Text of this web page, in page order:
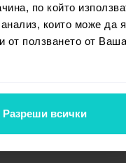
по който
които може да я
от ползването от Ваша
Разреши всички
му
като
потвърди
въздействие
г.